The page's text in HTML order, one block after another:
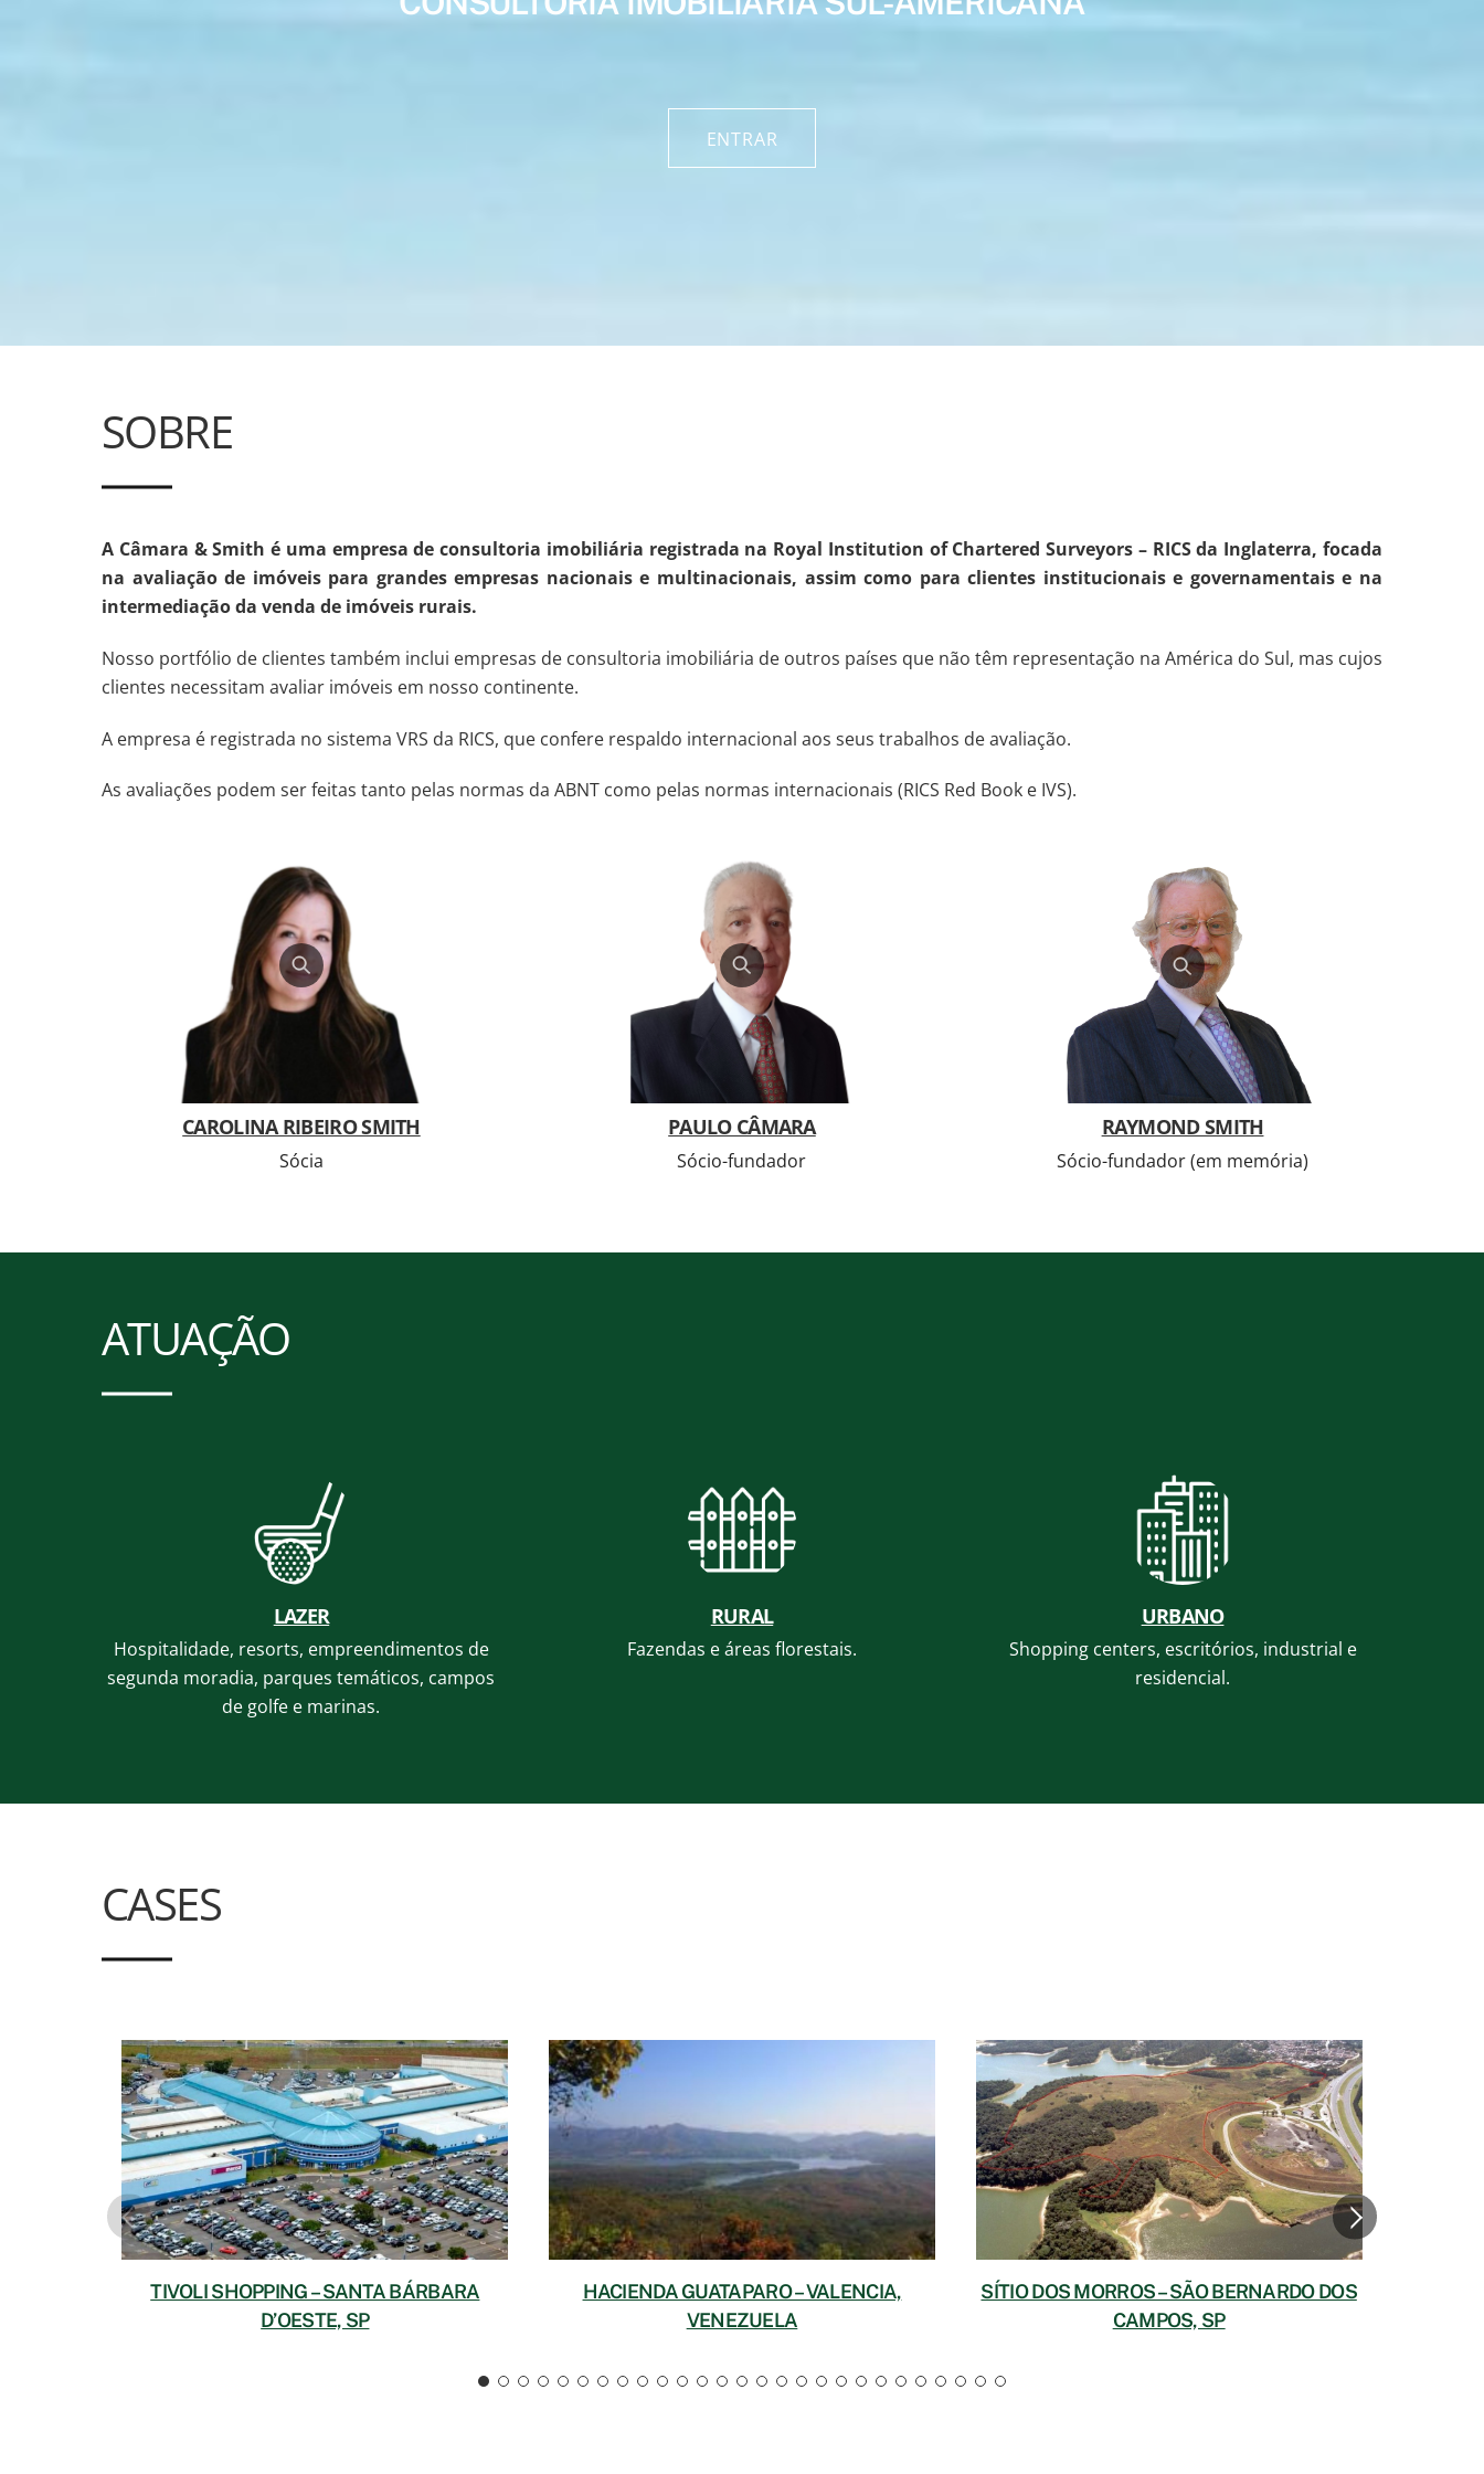
ENTRAR
SOBRE
A Câmara & Smith é uma empresa de consultoria imobiliária registrada na Royal Institution of Chartered Surveyors – RICS da Inglaterra, focada
na avaliação de imóveis para grandes empresas nacionais e multinacionais, assim como para clientes institucionais e governamentais e na
intermediação da venda de imóveis rurais.
Nosso portfólio de clientes também inclui empresas de consultoria imobiliária de outros países que não têm representação na América do Sul, mas cujos
clientes necessitam avaliar imóveis em nosso continente.
A empresa é registrada no sistema VRS da RICS, que confere respaldo internacional aos seus trabalhos de avaliação.
As avaliações podem ser feitas tanto pelas normas da ABNT como pelas normas internacionais (RICS Red Book e IVS).
CAROLINA RIBEIRO SMITH
Sócia
PAULO CÂMARA
Sócio-fundador
RAYMOND SMITH
Sócio-fundador (em memória)
ATUAÇÃO
LAZER
Hospitalidade, resorts, empreendimentos de
segunda moradia, parques temáticos, campos
de golfe e marinas.
RURAL
Fazendas e áreas florestais.
URBANO
Shopping centers, escritórios, industrial e
residencial.
CASES
TIVOLI SHOPPING – SANTA BÁRBARA
D’OESTE, SP
HACIENDA GUATAPARO – VALENCIA,
VENEZUELA
SÍTIO DOS MORROS – SÃO BERNARDO DOS
CAMPOS, SP